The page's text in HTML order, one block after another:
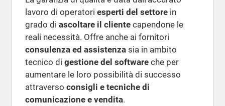
lavoro di operatori esperti del settorein
grado di ascoltare il clientecapendone le
reali necessità. Offre anche ai fornitori
consulenza ed assistenzasia in ambito
tecnico di gestione del softwareche per
aumentare le loro possibilità di successo
attraverso consigli e tecniche di
comunicazione e vendita.